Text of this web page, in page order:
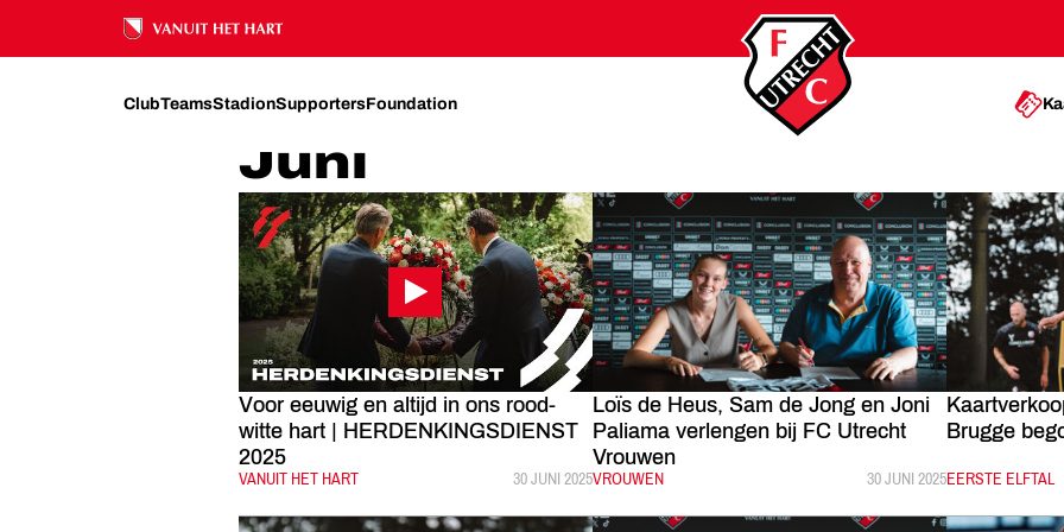
Ons nalatenschap
ClubTeamsStadionSupportersFoundation
FC UTRECHT
Juni
Voor eeuwig en altijd in ons rood-
witte hart | HERDENKINGSDIENST
2025
CATEGORIE:
VANUIT HET HART GEPUBLICEERD:
30 JUNI 2025
Loïs de Heus, Sam de Jong en Joni
Paliama verlengen bij FC Utrecht
Vrouwen
CATEGORIE:
VROUWEN GEPUBLICEERD:
30 JUNI 2025
Brugge
CATEGORIE:
EERSTE ELFTAL